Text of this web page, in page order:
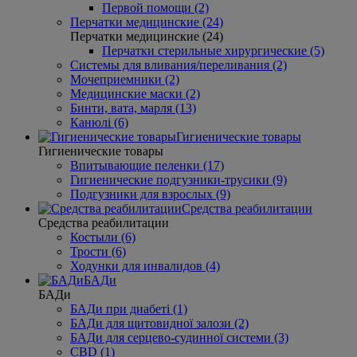
Первой помощи (2)
Перчатки медицинские (24)
Перчатки медицинские (24)
Перчатки стерильные хирургические (5)
Системы для вливания/переливания (2)
Мочеприемники (2)
Медицинские маски (2)
Бинти, вата, марля (13)
Канюлі (6)
Гигиенические товары
Гигиенические товары
Впитывающие пеленки (17)
Гигиенические подгузники-трусики (9)
Подгузники для взрослых (9)
Средства реабилитации
Средства реабилитации
Костыли (6)
Трости (6)
Ходунки для инвалидов (4)
БАДи
БАДи
БАДи при диабеті (1)
БАДи для щитовидної залози (2)
БАДи для серцево-судинної системи (3)
CBD (1)